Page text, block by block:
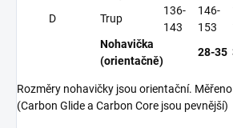
D
Trup
136-
143
146-
153
Nohavička
(orientačně)
28-35
Rozměry nohavičky jsou orientační.
(Carbon Glide a Carbon Core jsou pevnější)